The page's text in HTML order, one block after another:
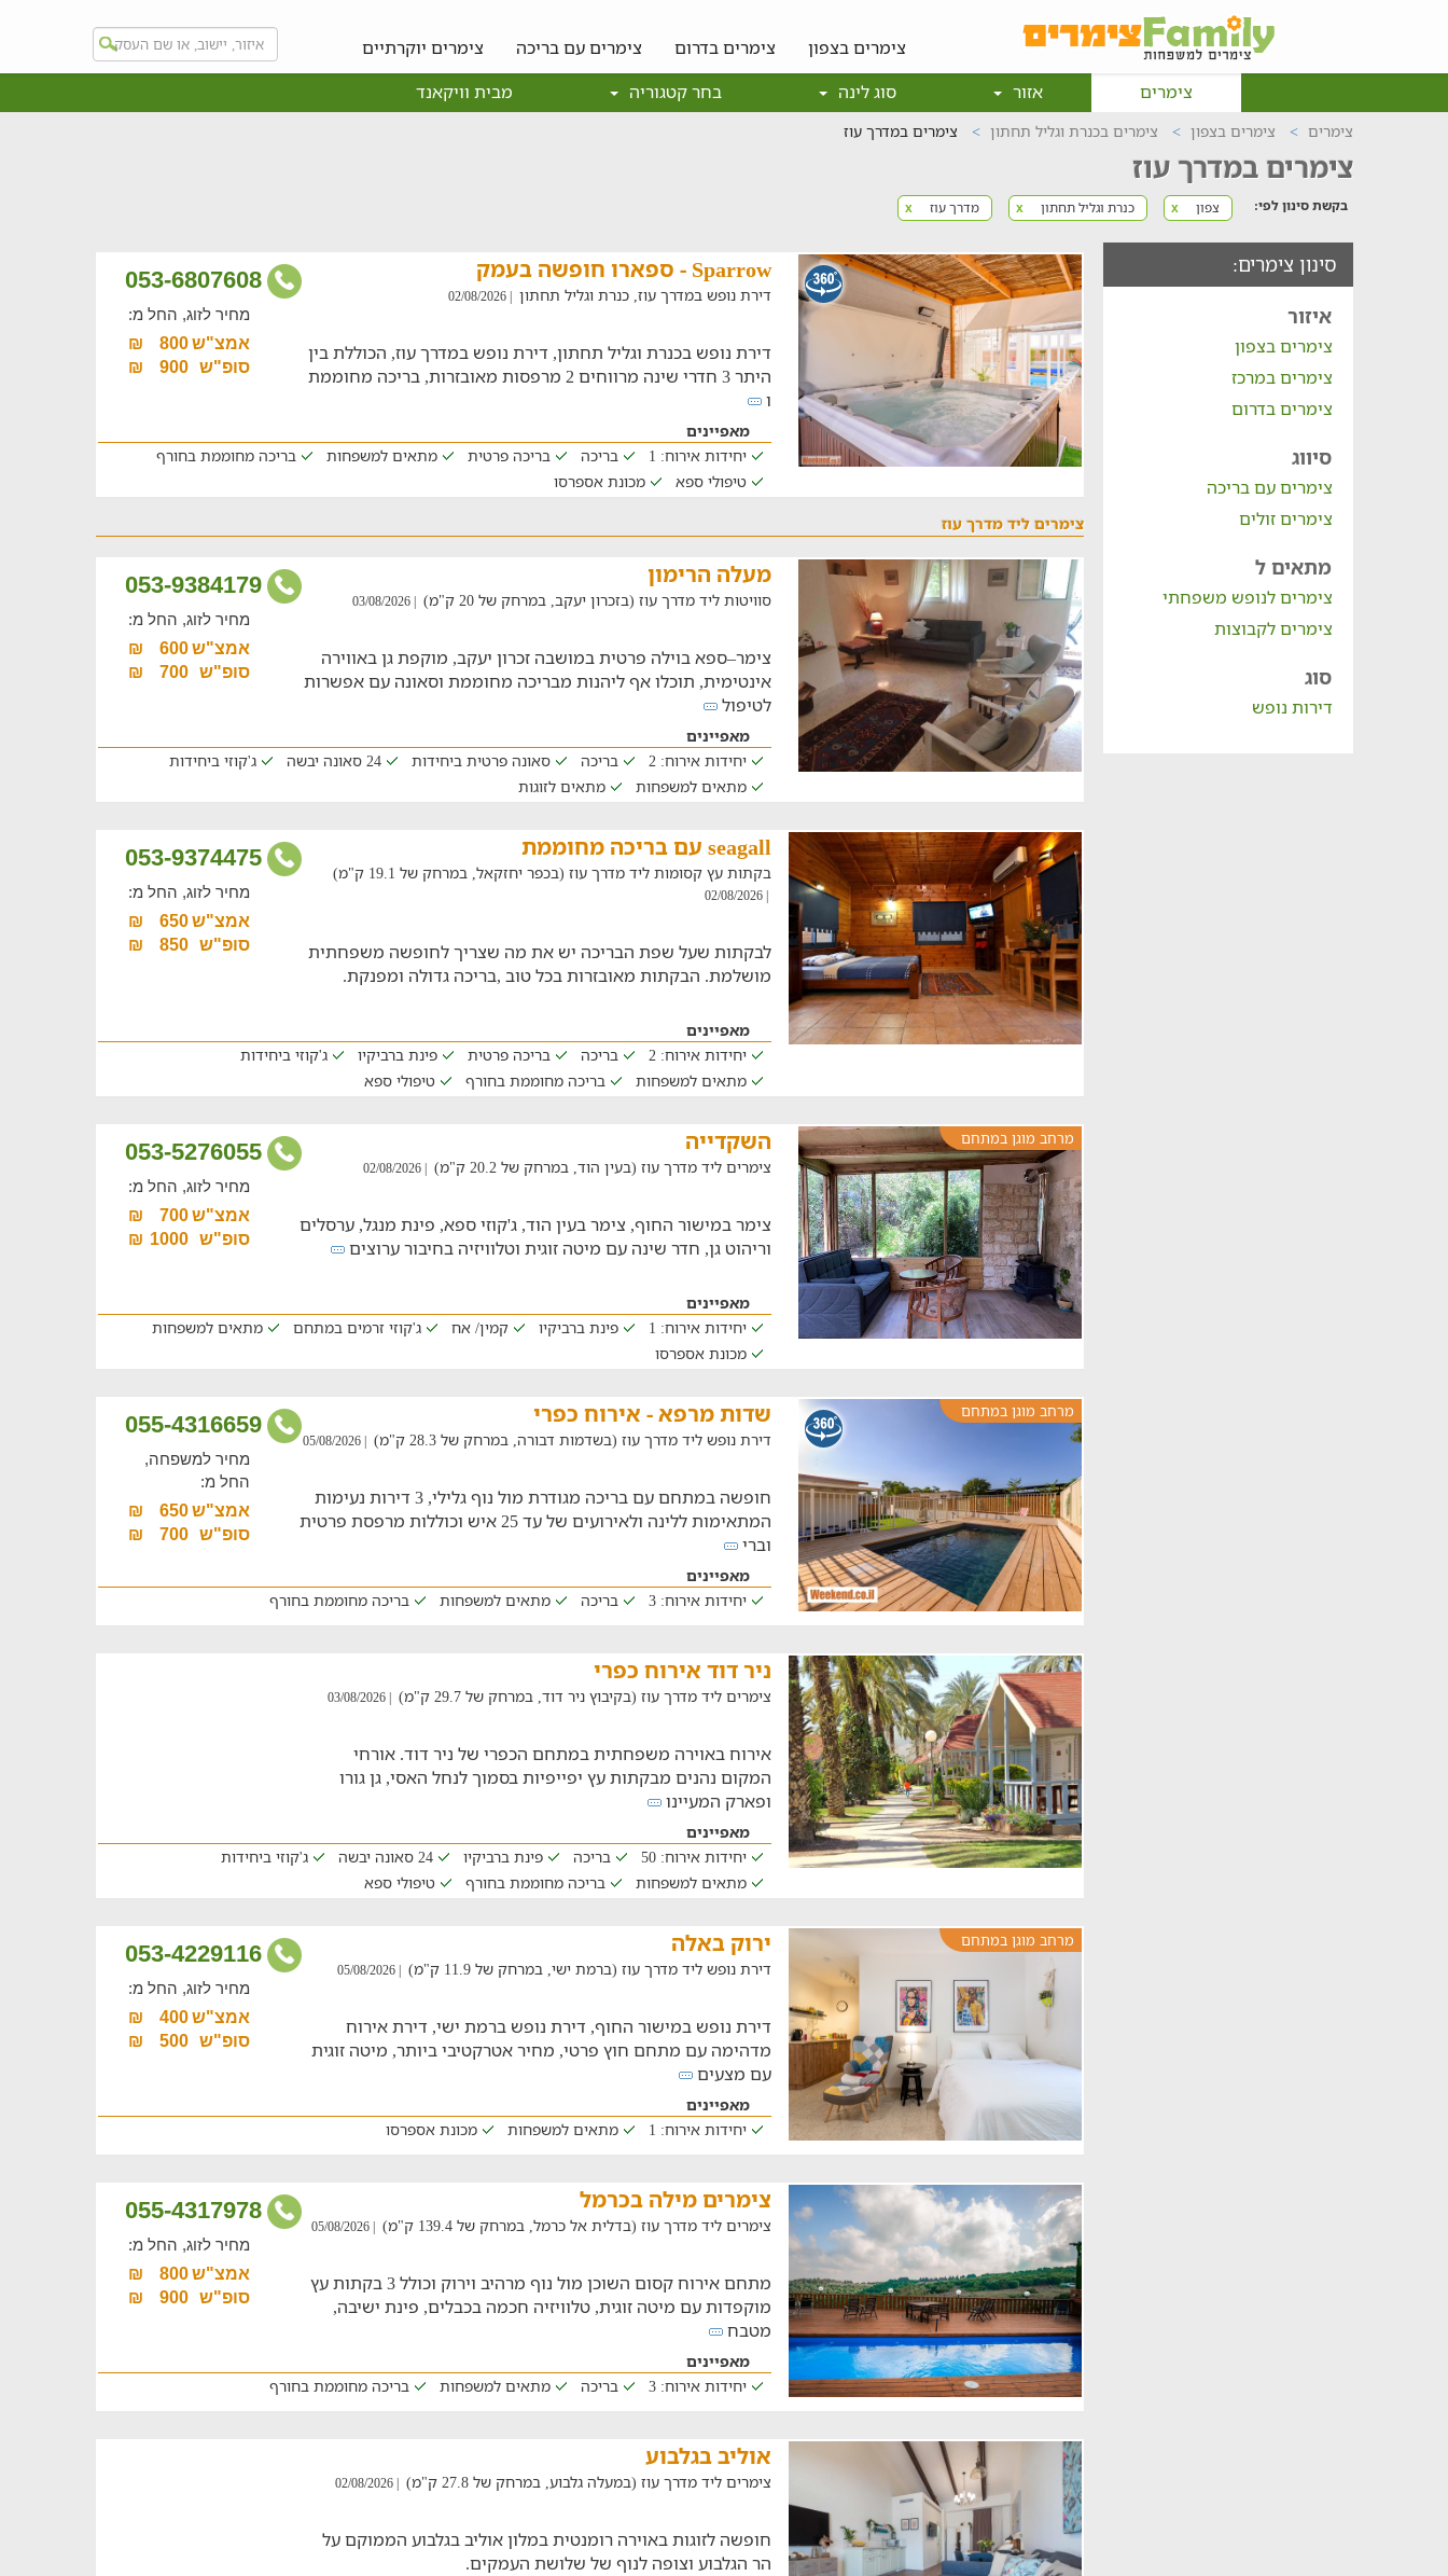
צימרים בצפון צימרים בדרום צימרים עם בריכה
צימרים יוקרתיים
צימרים
אזור סוג לינה בחר קטגוריה מבית וויקאנד
צימרים צימרים בצפון צימרים בכנרת וגליל תחתון צימרים במדרך עוז
צימרים במדרך עוז
בקשת סינון לפי: x צפון x כנרת וגליל תחתון x מדרך עוז
סינון צימרים:
איזור
צימרים בצפון
צימרים במרכז
צימרים בדרום
סיווג
צימרים עם בריכה
צימרים זולים
מתאים ל
צימרים לנופש משפחתי
צימרים לקבוצות
סוג
דירות נופש
053-6807608 Sparrow - ספארו חופשה בעמק
דירת נופש במדרך עוז, כנרת וגליל תחתון | 02/08/2026
דירת נופש בכנרת וגליל תחתון, דירת נופש במדרך עוז, הכוללת בין
היתר 3 חדרי שינה מרווחים 2 מרפסות מאובזרות, בריכה מחוממת
ו
מחיר לזוג, החל מ:
אמצ"ש800
₪
סופ"ש
900
₪
מאפיינים
יחידות אירוח: 1
בריכה בריכה פרטית מתאים למשפחות
בריכה מחוממת בחורף
טיפולי ספא
מכונת אספרסו
צימרים ליד מדרך עוז
053-9384179 מעלה הרימון
סוויטות ליד מדרך עוז (בזכרון יעקב, במרחק של 20 ק"מ) | 03/08/2026
צימר–ספא בוילה פרטית במושבה זכרון יעקב, מוקפת גן באווירה
אינטימית, תוכלו אף ליהנות מבריכה מחוממת וסאונה עם אפשרות
לטיפול
מחיר לזוג, החל מ:
אמצ"ש600
₪
סופ"ש
700
₪
מאפיינים
יחידות אירוח: 2
בריכה סאונה פרטית ביחידות 24 סאונה יבשה
ג'קוזי ביחידות
מתאים למשפחות
מתאים לזוגות
053-9374475 seagall עם בריכה מחוממת
בקתות עץ קסומות ליד מדרך עוז (בכפר יחזקאל, במרחק של 19.1 ק"מ)
| 02/08/2026
לבקתות שעל שפת הבריכה יש את מה שצריך לחופשה משפחתית
מושלמת. הבקתות מאובזרות בכל טוב ,בריכה גדולה ומפנקת.
מחיר לזוג, החל מ:
אמצ"ש650
₪
סופ"ש
850
₪
מאפיינים
יחידות אירוח: 2
בריכה בריכה פרטית פינת ברביקיו
ג'קוזי ביחידות
מתאים למשפחות
בריכה מחוממת בחורף טיפולי ספא
053-5276055 מרחב מוגן במתחם השקדייה
צימרים ליד מדרך עוז (בעין הוד, במרחק של 20.2 ק"מ) | 02/08/2026
צימר במישור החוף, צימר בעין הוד, ג'קוזי ספא, פינת מנגל, ערסלים
וריהוט גן, חדר שינה עם מיטה זוגית וטלוויזיה בחיבור ערוצים
מחיר לזוג, החל מ:
אמצ"ש700
₪
סופ"ש
1000
₪
מאפיינים
יחידות אירוח: 1
פינת ברביקיו קמין/ אח ג'קוזי זרמים במתחם
מתאים למשפחות
מכונת אספרסו
055-4316659 מרחב מוגן במתחם שדות מרפא - אירוח כפרי
דירת נופש ליד מדרך עוז (בשדמות דבורה, במרחק של 28.3 ק"מ) | 05/08/2026
חופשה במתחם עם בריכה מגודרת מול נוף גלילי, 3 דירות נעימות
המתאימות ללינה ולאירועים של עד 25 איש וכוללות מרפסת פרטית
וברי
מחיר למשפחה,
החל מ:
אמצ"ש650
₪
סופ"ש
700
₪
מאפיינים
יחידות אירוח: 3
בריכה מתאים למשפחות בריכה מחוממת בחורף
ניר דוד אירוח כפרי
צימרים ליד מדרך עוז (בקיבוץ ניר דוד, במרחק של 29.7 ק"מ) | 03/08/2026
אירוח באוירה משפחתית במתחם הכפרי של ניר דוד. אורחי
המקום נהנים מבקתות עץ יפייפיות בסמוך לנחל האסי, גן גורו
ופארק המעיינו
מאפיינים
יחידות אירוח: 50
בריכה פינת ברביקיו 24 סאונה יבשה
ג'קוזי ביחידות
מתאים למשפחות
בריכה מחוממת בחורף טיפולי ספא
053-4229116 מרחב מוגן במתחם ירוק באלה
דירת נופש ליד מדרך עוז (ברמת ישי, במרחק של 11.9 ק"מ) | 05/08/2026
דירת נופש במישור החוף, דירת נופש ברמת ישי, דירת אירוח
מדהימה עם מתחם חוץ פרטי, מחיר אטרקטיבי ביותר, מיטה זוגית
עם מצעים
מחיר לזוג, החל מ:
אמצ"ש400
₪
סופ"ש
500
₪
מאפיינים
יחידות אירוח: 1
מתאים למשפחות מכונת אספרסו
055-4317978 צימרים מילה בכרמל
צימרים ליד מדרך עוז (בדלית אל כרמל, במרחק של 139.4 ק"מ) | 05/08/2026
מתחם אירוח קסום השוכן מול נוף מרהיב וירוק וכולל 3 בקתות עץ
מוקפדות עם מיטה זוגית, טלוויזיה חכמה בכבלים, פינת ישיבה,
מטבח
מחיר לזוג, החל מ:
אמצ"ש800
₪
סופ"ש
900
₪
מאפיינים
יחידות אירוח: 3
בריכה מתאים למשפחות בריכה מחוממת בחורף
אוליב בגלבוע
צימרים ליד מדרך עוז (במעלה גלבוע, במרחק של 27.8 ק"מ) | 02/08/2026
חופשה לזוגות באוירה רומנטית במלון אוליב בגלבוע הממוקם על
הר הגלבוע וצופה לנוף של שלושת העמקים.